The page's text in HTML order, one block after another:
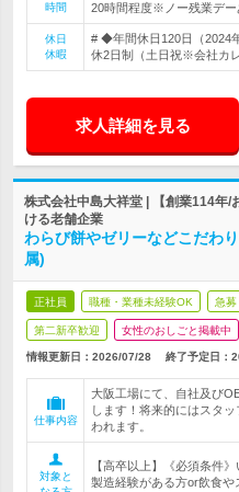
時間
20時間程度※ノー残業デー
休日
休暇
# ◆年間休日120日（2024
休2日制（土日祝※会社カ
求人詳細を見る
株式会社中島大祥堂 | 【創業114年/
ける老舗企業
わらび餅やゼリーなどこだわ
属)
正社員 職種・業種未経験OK 急募
第二新卒歓迎 女性のおしごと掲載中
情報更新日：2026/07/28 終了予定日：
仕事内容
大阪工場にて、自社及び
します！将来的にはスタ
われます。
対象と
【高卒以上】《必須条件
製造経験がある方or飲食